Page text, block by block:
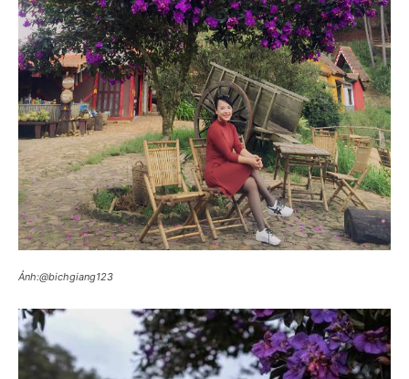
Ảnh:@bichgiang123